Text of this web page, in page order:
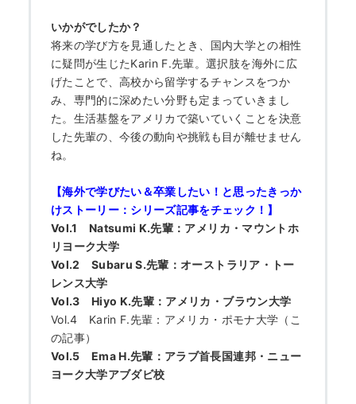
HOME
なぜ海外進学か？
どうやって？
いかがでしたか？
将来の学び方を見通したとき、国内大学との相性
に疑問が生じたKarin F.先輩。選択肢を海外に広
げたことで、高校から留学するチャンスをつか
み、専門的に深めたい分野も定まっていきまし
た。生活基盤をアメリカで築いていくことを決意
した先輩の、今後の動向や挑戦も目が離せません
ね。
【海外で学びたい＆卒業したい！と思ったきっか
けストーリー：シリーズ記事をチェック！】
Vol.1 Natsumi K.先輩：アメリカ・マウントホ
リヨーク大学
Vol.2 Subaru S.先輩：オーストラリア・トー
レンス大学
Vol.3 Hiyo K.先輩：アメリカ・ブラウン大学
Vol.4 Karin F.先輩：アメリカ・ポモナ大学（こ
の記事）
Vol.5 Ema H.先輩：アラブ首長国連邦・ニュー
ヨーク大学アブダビ校